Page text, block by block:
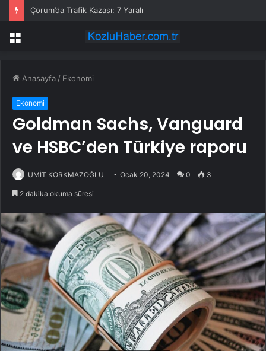
Çorum’da Trafik Kazası: 7 Yaralı
Menü
Anasayfa / Ekonomi
Ekonomi
Goldman Sachs, Vanguard
ve HSBC’den Türkiye raporu
ÜMİT KORKMAZOĞLU Ocak 20, 2024 0 3
2 dakika okuma süresi